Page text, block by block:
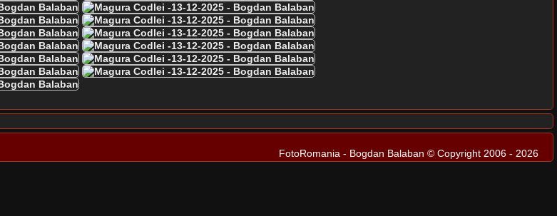
FotoRomania - Bogdan Balaban © Copyright 2006 - 2026